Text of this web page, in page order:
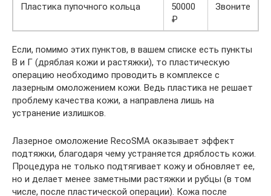
Пластика пупочного кольца
50000
₽
Звоните
Если, помимо этих пунктов, в вашем списке есть пункты
В и Г (дряблая кожи и растяжки), то пластическую
операцию необходимо проводить в комплексе с
лазерным омоложением кожи. Ведь пластика не решает
проблему качества кожи, а направлена лишь на
устранение излишков.
Лазерное омоложение RecoSMA оказывает эффект
подтяжки, благодаря чему устраняется дряблость кожи.
Процедура не только подтягивает кожу и обновляет ее,
но и делает менее заметными растяжки и рубцы (в том
числе, после пластической операции). Кожа после